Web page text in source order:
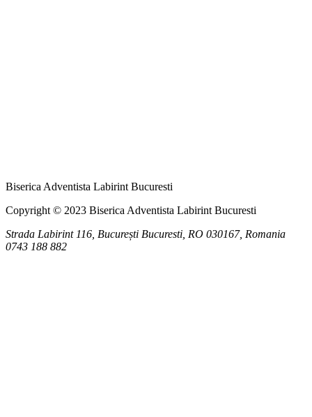
Biserica Adventista Labirint Bucuresti
Copyright © 2023 Biserica Adventista Labirint Bucuresti
Strada Labirint 116, București Bucuresti RO 030167, Romania
0743 188 882